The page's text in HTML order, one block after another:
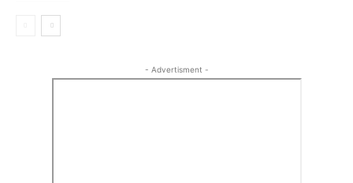
- Advertisment -